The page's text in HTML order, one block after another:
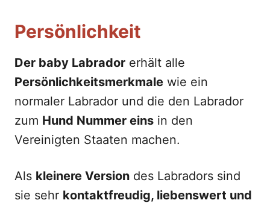
Persönlichkeit
Der baby Labrador erhält alle
Persönlichkeitsmerkmale wie ein
normaler Labrador und die den Labrador
zum Hund Nummer eins in den
Vereinigten Staaten machen.
Als kleinere Version des Labradors sind
sie sehr kontaktfreudig, liebenswert und